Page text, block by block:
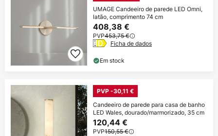
UMAGE Candeeiro de parede LED Omni,
latão, comprimento 74 cm
408,38 €
PVP453,75 €
Ficha de dados
Em stock
PVP -30,11 €
Candeeiro de parede para casa de banho
LED Wales, dourado/marmorizado, 35 cm
120,44 €
PVP150,55 €